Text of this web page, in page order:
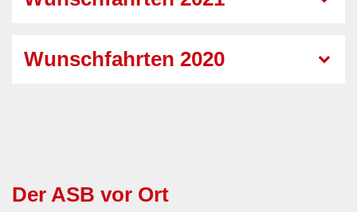
Wunschfahrten 2020
Der ASB vor Ort